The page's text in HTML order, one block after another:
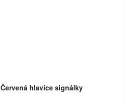
Červená hlavice signálky